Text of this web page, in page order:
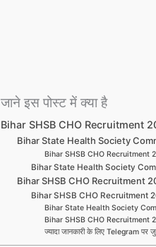
जाने इस पोस्ट में क्या है
Bihar SHSB CHO Recruitment
Bihar State Health Society
Bihar SHSB CHO Recruitment
Bihar State Health Society
Bihar SHSB CHO Recruitment
Bihar SHSB CHO Recruitment
Bihar State Health Society
Bihar SHSB CHO Recruitment
ज्यादा जानकारी के लिए Telegram पर